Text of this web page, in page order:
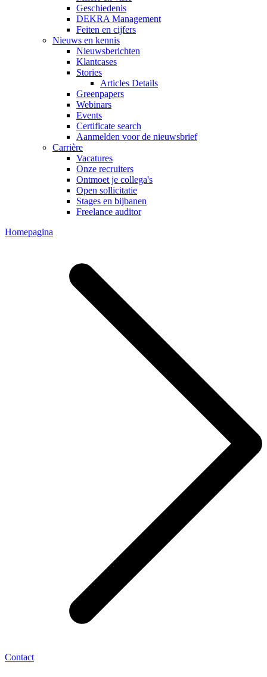
Geschiedenis
DEKRA Management
Feiten en cijfers
Nieuws en kennis
Nieuwsberichten
Klantcases
Stories
Articles Details
Greenpapers
Webinars
Events
Certificate search
Aanmelden voor de nieuwsbrief
Carrière
Vacatures
Onze recruiters
Ontmoet je collega's
Open sollicitatie
Stages en bijbanen
Freelance auditor
Homepagina
Contact